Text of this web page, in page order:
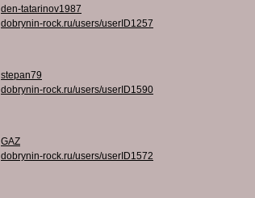
den-tatarinov1987
dobrynin-rock.ru/users/userID1257
stepan79
dobrynin-rock.ru/users/userID1590
GAZ
dobrynin-rock.ru/users/userID1572